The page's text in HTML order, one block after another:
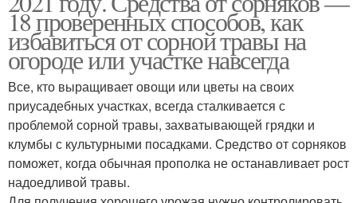
18 проверенных способов, как
избавиться от сорной травы на
огороде или участке навсегда
Все, кто выращивает овощи или цветы на своих
приусадебных участках, всегда сталкивается с
проблемой сорной травы, захватывающей грядки и
клумбы с культурными посадками. Средство от сорняков
поможет, когда обычная прополка не останавливает рост
надоедливой травы.